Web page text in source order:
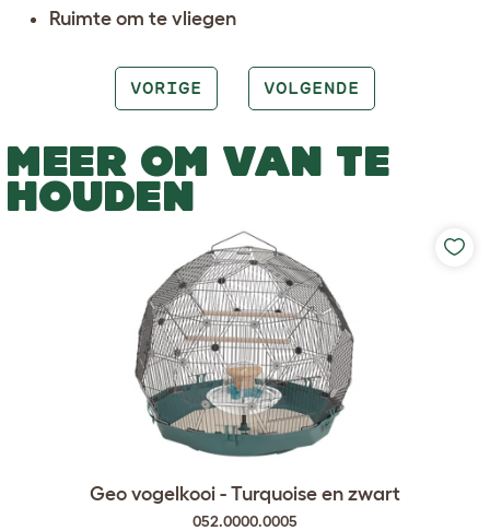
Ruimte om te vliegen
VORIGE VOLGENDE
MEER OM VAN TE
HOUDEN
Geo vogelkooi - Turquoise en zwart
052.0000.0005